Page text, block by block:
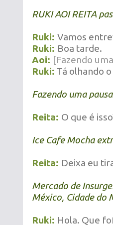
RUKI AOI REITA
Ruki: Vamos
Ruki: Boa tarde.
Aoi: [Fazendo
Ruki: Tá olhando
Fazendo uma
Reita: O que é
Ice Cafe Mocha
Reita: Deixa eu
Mercado de
México, Cidade do
Ruki: Hola. Que